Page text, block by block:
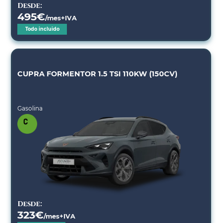
Desde:
495€/mes+IVA
Todo incluido
CUPRA FORMENTOR 1.5 TSI 110KW (150CV)
Gasolina
Desde:
323€/mes+IVA